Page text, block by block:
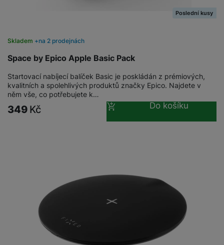
Space by Epico Apple Basic Pack
Skladem na 2 prodejnách
Poslední kusy
Startovací nabíjecí balíček Basic je poskládán z prémiových,
kvalitních a spolehlivých produktů značky Epico. Najdete v
něm vše, co potřebujete k…
349 Kč Do košíku